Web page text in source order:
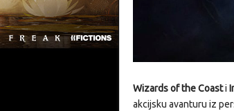
Wizards of the Coasti
akcijsku avanturu iz